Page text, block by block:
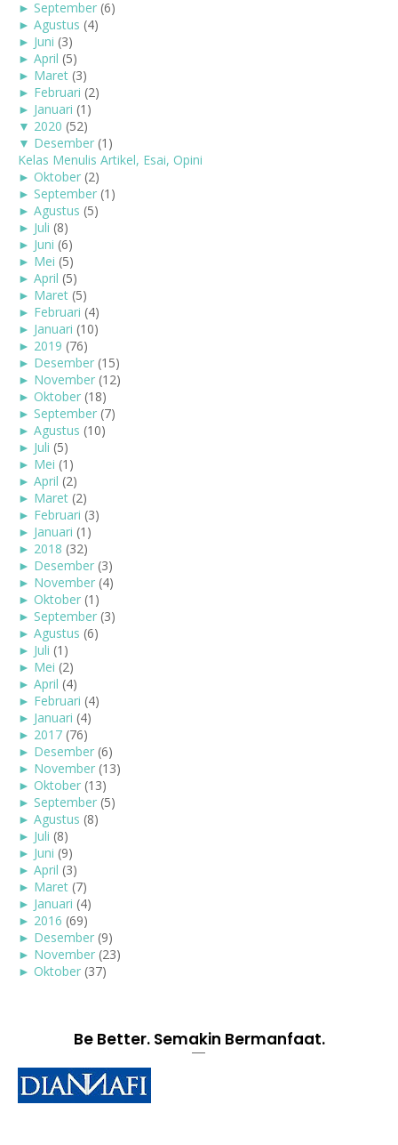
► September (6)
► Agustus (4)
► Juni (3)
► April (5)
► Maret (3)
► Februari (2)
► Januari (1)
▼ 2020 (52)
▼ Desember (1)
Kelas Menulis Artikel, Esai, Opini
► Oktober (2)
► September (1)
► Agustus (5)
► Juli (8)
► Juni (6)
► Mei (5)
► April (5)
► Maret (5)
► Februari (4)
► Januari (10)
► 2019 (76)
► Desember (15)
► November (12)
► Oktober (18)
► September (7)
► Agustus (10)
► Juli (5)
► Mei (1)
► April (2)
► Maret (2)
► Februari (3)
► Januari (1)
► 2018 (32)
► Desember (3)
► November (4)
► Oktober (1)
► September (3)
► Agustus (6)
► Juli (1)
► Mei (2)
► April (4)
► Februari (4)
► Januari (4)
► 2017 (76)
► Desember (6)
► November (13)
► Oktober (13)
► September (5)
► Agustus (8)
► Juli (8)
► Juni (9)
► April (3)
► Maret (7)
► Januari (4)
► 2016 (69)
► Desember (9)
► November (23)
► Oktober (37)
Be Better. Semakin Bermanfaat.